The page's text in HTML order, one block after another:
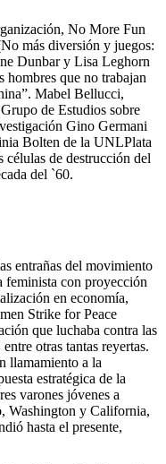
No More Fun
más diversión y juegos:
Dunbar y Lisa Leghorn
hombres que no trabajan
Mabel Bellucci,
de Estudios sobre
Gino Germani
Bolten de la UNLPlata
células de destrucción del
del `60.
entrañas del movimiento
feminista con proyección
en economía,
Strike for Peace
que luchaba contra las
otras tantas reyertas.
llamamiento a la
estratégica de la
varones jóvenes a
Washington y California,
hasta el presente,